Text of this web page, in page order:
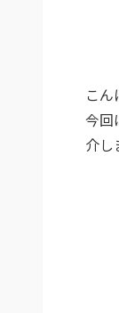
こ
今回
介し